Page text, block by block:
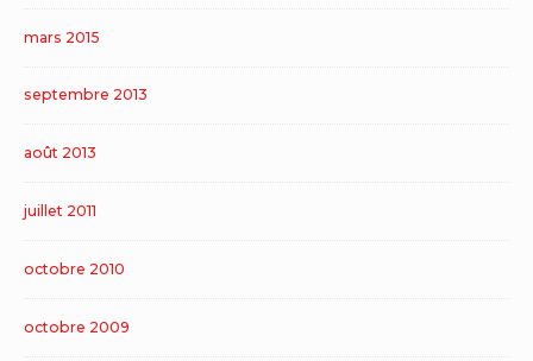
mars 2015
septembre 2013
août 2013
juillet 2011
octobre 2010
octobre 2009